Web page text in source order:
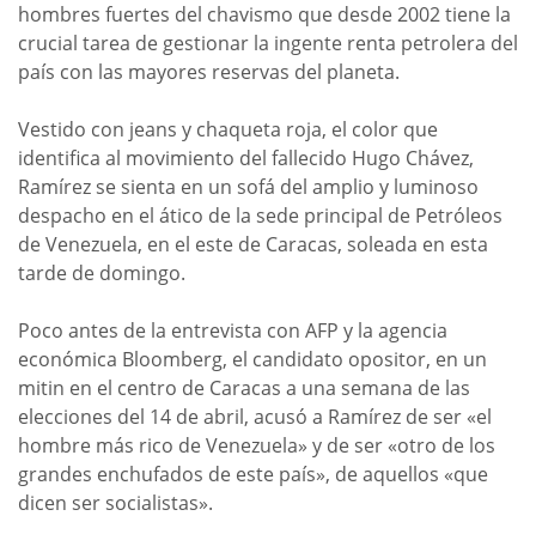
hombres fuertes del chavismo que desde 2002 tiene la
crucial tarea de gestionar la ingente renta petrolera del
país con las mayores reservas del planeta.
Vestido con jeans y chaqueta roja, el color que
identifica al movimiento del fallecido Hugo Chávez,
Ramírez se sienta en un sofá del amplio y luminoso
despacho en el ático de la sede principal de Petróleos
de Venezuela, en el este de Caracas, soleada en esta
tarde de domingo.
Poco antes de la entrevista con AFP y la agencia
económica Bloomberg, el candidato opositor, en un
mitin en el centro de Caracas a una semana de las
elecciones del 14 de abril, acusó a Ramírez de ser «el
hombre más rico de Venezuela» y de ser «otro de los
grandes enchufados de este país», de aquellos «que
dicen ser socialistas».